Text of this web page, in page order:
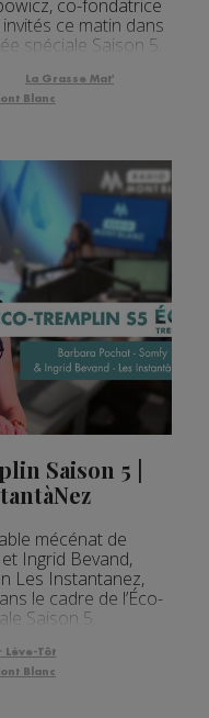
co-fondatrice
ce matin dans
spéciale Saison 5.
La Grasse Mat'
Blanc
Saison 5 |
mécénat de
Ingrid Bevand,
Les Instantanez,
le cadre de l’Éco-
Saison 5.
Lève-Tôt
Blanc